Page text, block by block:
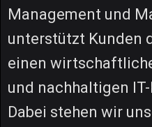
Management und
unterstützt Kunden
einen
und nachhaltigen
Dabei stehen wir